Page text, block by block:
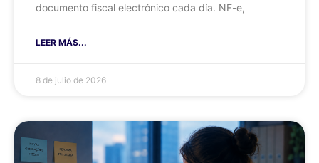
documento fiscal electrónico cada día. NF-e,
LEER MÁS...
8 de julio de 2026